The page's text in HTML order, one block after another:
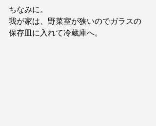
ちなみに。
我が家は、野菜室が狭いのでガラスの
保存皿に入れて冷蔵庫へ。